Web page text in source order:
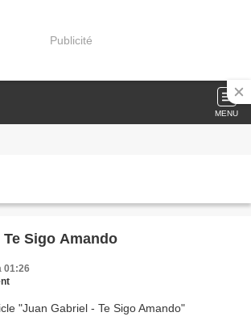
Publicité
MENU
Sigo Amando
01:26